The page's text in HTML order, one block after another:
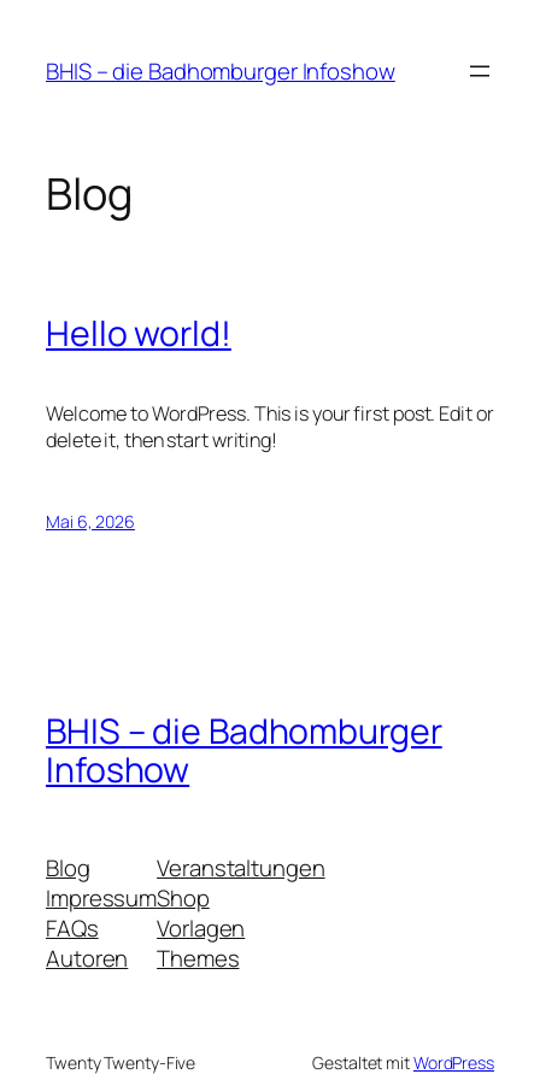
springen
BHIS – die Badhomburger Infoshow
Blog
Hello world!
Welcome to WordPress. This is your first post. Edit or
delete it, then start writing!
Mai 6, 2026
BHIS – die Badhomburger
Infoshow
Blog
Impressum
FAQs
Autoren
Veranstaltungen
Shop
Vorlagen
Themes
Twenty Twenty-Five Gestaltet mitWordPress